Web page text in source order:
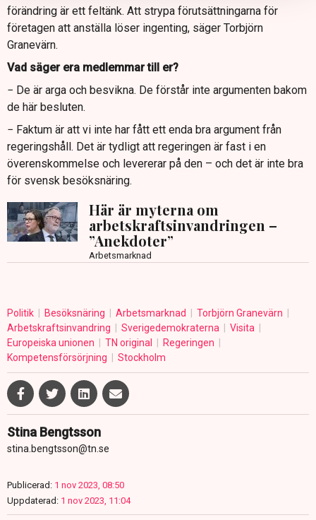
förändring är ett feltänk. Att strypa förutsättningarna för
företagen att anställa löser ingenting, säger Torbjörn
Granevärn.
Vad säger era medlemmar till er?
− De är arga och besvikna. De förstår inte argumenten bakom
de här besluten.
− Faktum är att vi inte har fått ett enda bra argument från
regeringshåll. Det är tydligt att regeringen är fast i en
överenskommelse och levererar på den – och det är inte bra
för svensk besöksnäring.
Här är myterna om
arbetskraftsinvandringen –
”Anekdoter”
Arbetsmarknad
Politik Besöksnäring Arbetsmarknad
Torbjörn Granevärn
Arbetskraftsinvandring
Sverigedemokraterna
Visita
Europeiska unionen
TN original
Regeringen
Kompetensförsörjning
Stockholm
Stina Bengtsson
stina.bengtsson@tn.se
Publicerad: 1 nov 2023, 08:50
Uppdaterad: 1 nov 2023, 11:04